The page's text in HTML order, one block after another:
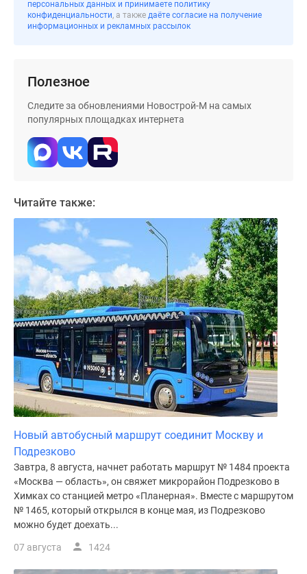
поселки
Новой
Москве
Готовые
коттеджные
коттеджные
поселки
Коттеджные
поселки
Коттеджные
поселки
водоема
Коттеджные
поселки
ипотеку
Бизнес-
центры
Коттеджи
Скидки
акции
персональных данных и принимаете политику
конфиденциальности, а также даёте согласие на получение
информационных и рекламных рассылок
Полезное
Следите за обновлениями Новострой-М на самых
популярных площадках интернета
Читайте также:
Новый автобусный маршрут соединит Москву и
Подрезково
Завтра, 8 августа, начнет работать маршрут № 1484 проекта
«Москва — область», он свяжет микрорайон Подрезково в
Химках со станцией метро «Планерная». Вместе с маршрутом
№ 1465, который открылся в конце мая, из Подрезково
можно будет доехать...
07 августа 1424